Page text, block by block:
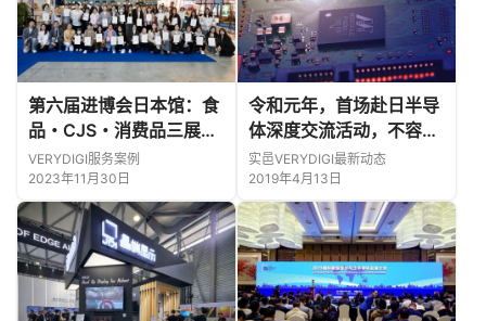
第六届进博会日本馆：食
品・CJS・消费品三展区
运营回顾
VERYDIGI服务案例
2023年11月30日
令和元年，首场赴日半导
体深度交流活动，不容错
过!
实邑VERYDIGI最新动态
2019年4月13日